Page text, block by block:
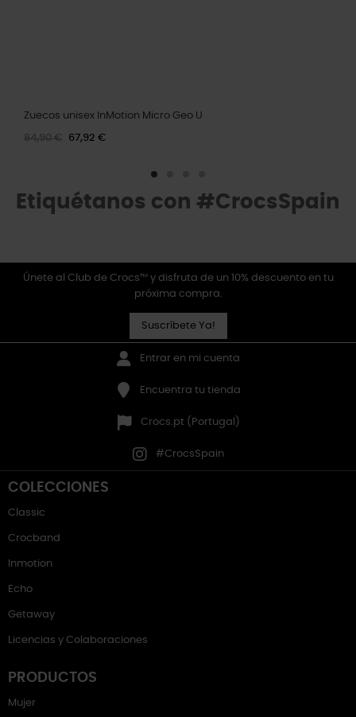
Zuecos unisex InMotion Micro Geo U
84,90 € 67,92 €
Etiquétanos con #CrocsSpain
Únete al Club de Crocs™ y disfruta de un 10% descuento en tu
próxima compra.
Suscríbete Ya!
Entrar en mi cuenta
Encuentra tu tienda
Crocs.pt (Portugal)
#CrocsSpain
COLECCIONES
Classic
Crocband
Inmotion
Echo
Getaway
Licencias y Colaboraciones
PRODUCTOS
Mujer